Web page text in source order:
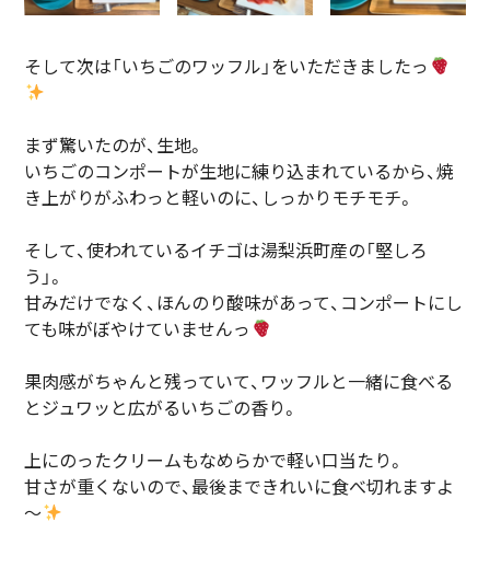
そして次は「いちごのワッフル」をいただきましたっ
まず驚いたのが、生地。
いちごのコンポートが生地に練り込まれているから、焼
き上がりがふわっと軽いのに、しっかりモチモチ。
そして、使われているイチゴは湯梨浜町産の「堅しろ
う」。
甘みだけでなく、ほんのり酸味があって、コンポートにし
ても味がぼやけていませんっ
果肉感がちゃんと残っていて、ワッフルと一緒に食べる
とジュワッと広がるいちごの香り。
上にのったクリームもなめらかで軽い口当たり。
甘さが重くないので、最後まできれいに食べ切れますよ
～